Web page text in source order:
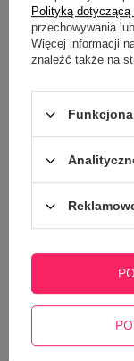
Top 5
Polityką dotyczącą
przechowywania
Więcej informacji
znaleźć także na